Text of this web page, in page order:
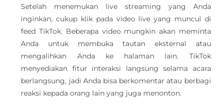
Setelah menemukan live streaming yang Anda
inginkan, cukup klik pada video live yang muncul di
feed TikTok. Beberapa video mungkin akan meminta
Anda untuk membuka tautan eksternal atau
mengalihkan Anda ke halaman lain. TikTok
menyediakan fitur interaksi langsung selama acara
berlangsung, jadi Anda bisa berkomentar atau berbagi
reaksi kepada orang lain yang juga menonton.